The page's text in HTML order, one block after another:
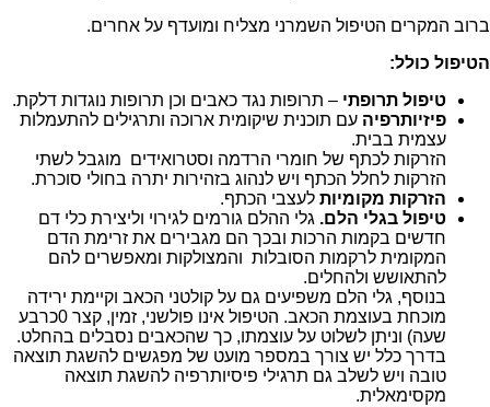
ברוב המקרים הטיפול השמרני מצליח ומועדף על אחרים.
הטיפול כולל:
טיפול תרופתי – תרופות נגד כאבים וכן תרופות נוגדות דלקת.
פיזיותרפיה עם תוכנית שיקומית ארוכה ותרגילים להתעמלות
עצמית בבית.
הזרקות לכתף של חומרי הרדמה וסטרואידים מוגבל לשתי
הזרקות לחלל הכתף ויש לנהוג בזהירות יתרה בחולי סוכרת.
הזרקות מקומיות לעצבי הכתף.
טיפול בגלי הלם. גלי ההלם גורמים לגירוי וליצירת כלי דם
חדשים בקמות הרכות ובכך הם מגבירים את זרימת הדם
המקומית לרקמות הסובלות והמצולקות ומאפשרים להם
להתאושש ולהחלים.
בנוסף, גלי הלם משפיעים גם על קולטני הכאב וקיימת ירידה
מוכחת בעוצמת הכאב. הטיפול אינו פולשני, זמין, קצר 0כרבע
שעה) וניתן לשלוט על עוצמתו, כך שהכאבים נסבלים בהחלט.
בדרך כלל יש צורך במספר מועט של מפגשים להשגת תוצאה
טובה ויש לשלב גם תרגילי פיסיותרפיה להשגת תוצאה
מקסימאלית.